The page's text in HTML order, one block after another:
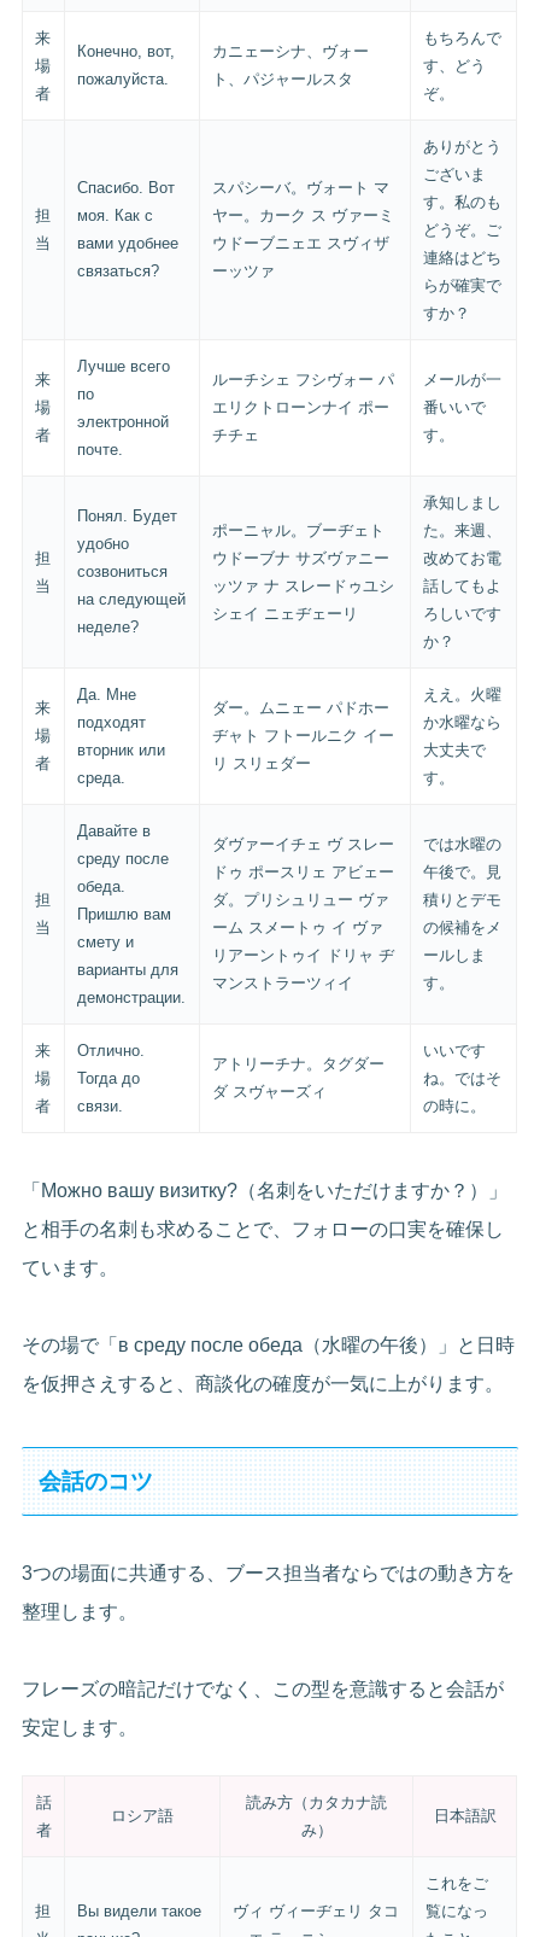
来
場
者
Конечно, вот,
пожалуйста.
カニェーシナ、ヴォー
ト、パジャールスタ
もちろんで
す、どう
ぞ。
担
当
Спасибо. Вот
моя. Как с
вами удобнее
связаться?
スパシーバ。ヴォート マ
ヤー。カーク ス ヴァーミ
ウドーブニェエ スヴィザ
ーッツァ
ありがとう
ございま
す。私のも
どうぞ。ご
連絡はどち
らが確実で
すか？
来
場
者
Лучше всего
по
электронной
почте.
ルーチシェ フシヴォー パ
エリクトローンナイ ポー
チチェ
メールが一
番いいで
す。
担
当
Понял. Будет
удобно
созвониться
на следующей
неделе?
ポーニャル。ブーヂェト
ウドーブナ サズヴァニー
ッツァ ナ スレードゥユシ
シェイ ニェヂェーリ
承知しまし
た。来週、
改めてお電
話してもよ
ろしいです
か？
来
場
者
Да. Мне
подходят
вторник или
среда.
ダー。ムニェー パドホー
ヂャト フトールニク イー
リ スリェダー
ええ。火曜
か水曜なら
大丈夫で
す。
担
当
Давайте в
среду после
обеда.
Пришлю вам
смету и
варианты для
демонстрации.
ダヴァーイチェ ヴ スレー
ドゥ ポースリェ アビェー
ダ。プリシュリュー ヴァ
ーム スメートゥ イ ヴァ
リアーントゥイ ドリャ ヂ
マンストラーツィイ
では水曜の
午後で。見
積りとデモ
の候補をメ
ールしま
す。
来
場
者
Отлично.
Тогда до
связи.
アトリーチナ。タグダー
ダ スヴャーズィ
いいです
ね。ではそ
の時に。
「Можно вашу визитку?（名刺をいただけますか？）」
と相手の名刺も求めることで、フォローの口実を確保し
ています。
その場で「в среду после обеда（水曜の午後）」と日時
を仮押さえすると、商談化の確度が一気に上がります。
会話のコツ
3つの場面に共通する、ブース担当者ならではの動き方を
整理します。
フレーズの暗記だけでなく、この型を意識すると会話が
安定します。
話
者
ロシア語
読み方（カタカナ読
み）
日本語訳
担
Вы видели такое
ヴィ ヴィーヂェリ タコ
これをご
覧になっ